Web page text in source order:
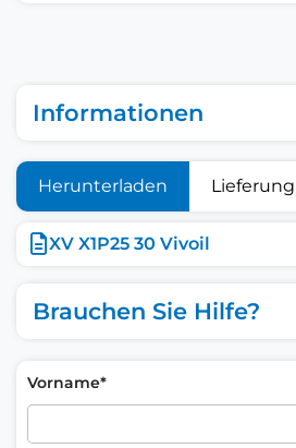
Informationen
Herunterladen Lieferung
XV X1P25 30 Vivoil
Brauchen Sie Hilfe?
Vorname*